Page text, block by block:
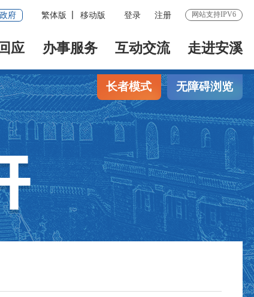
府 繁体版 移动版 登录 注册 网站支持IPV6
应 办事服务 互动交流 走进安溪
长者模式 无障碍浏览